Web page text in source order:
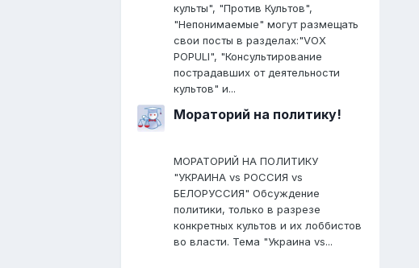
культы", "Против Культов",
"Непонимаемые" могут размещать
свои посты в разделах:"VOX
POPULI", "Консультирование
пострадавших от деятельности
культов" и...
Мораторий на политику!
МОРАТОРИЙ НА ПОЛИТИКУ
"УКРАИНА vs РОССИЯ vs
БЕЛОРУССИЯ" Обсуждение
политики, только в разрезе
конкретных культов и их лоббистов
во власти. Тема "Украина vs...